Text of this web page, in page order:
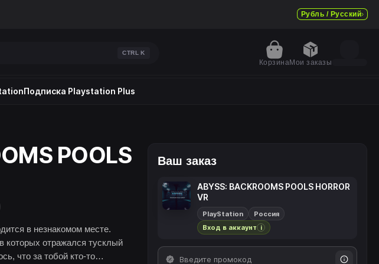
Рубль / Русский
CTRL K
КорзинаМои заказы
Подписка Playstation Plus
POOLS
в незнакомом месте.
которых отражался тусклый
что за тобой кто-то
Ваш заказ
ABYSS: BACKROOMS POOLS HORROR
VR
PlayStation
Россия
Вход в аккаунт
i